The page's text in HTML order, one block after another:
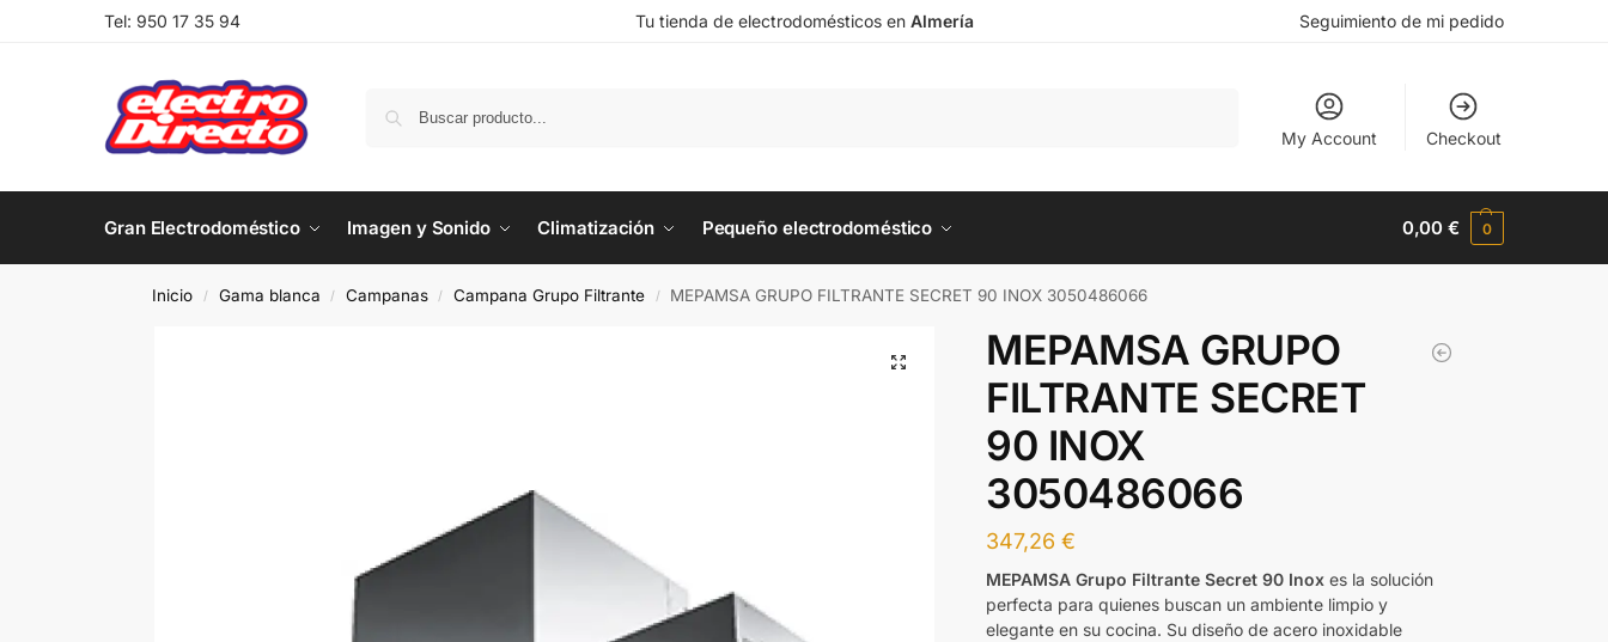
Tel: 950 17 35 94 Tu tienda de electrodomésticos en Almería Seguimiento de mi pedido
My Account Checkout
Gran Electrodoméstico Imagen y Sonido Climatización Pequeño electrodoméstico 0,00€ 0
Inicio / Gama blanca / Campanas / Campana Grupo Filtrante / MEPAMSA GRUPO FILTRANTE SECRET 90 INOX 3050486066
MEPAMSA GRUPO
FILTRANTE SECRET
90 INOX
3050486066
347,26€
MEPAMSA Grupo Filtrante Secret 90 Inox es la solución
perfecta para quienes buscan un ambiente limpio y
elegante en su cocina. Su diseño de acero inoxidable